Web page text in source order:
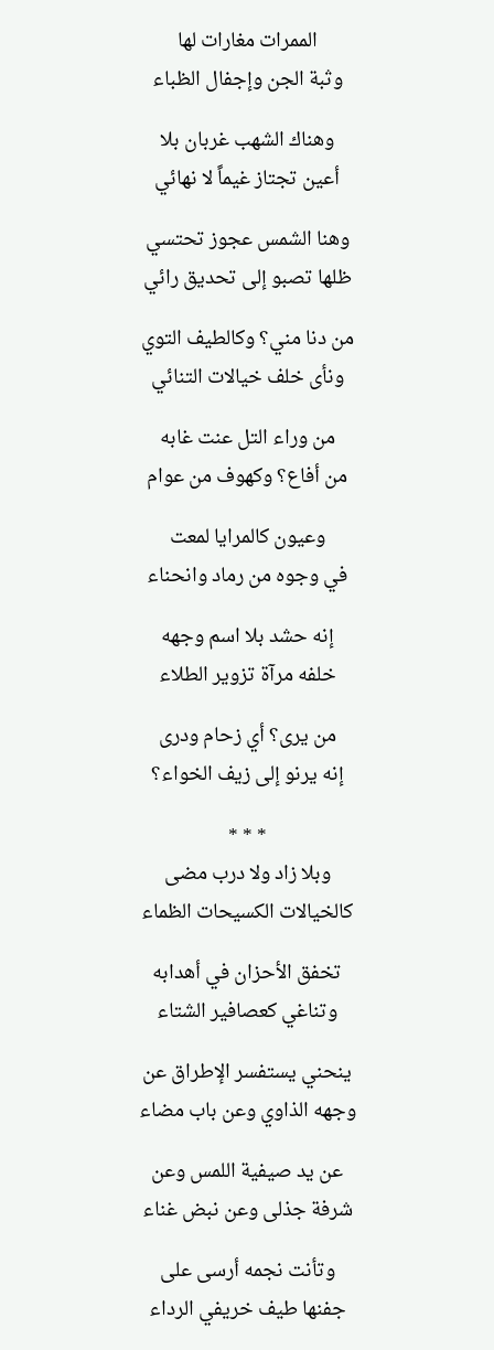
الممرات مغارات لها
وثبة الجن وإجفال الظباء
وهناك الشهب غربان بلا
أعين تجتاز غيماً لا نهائي
وهنا الشمس عجوز تحتسي
ظلها تصبو إلى تحديق رائي
من دنا مني؟ وكالطيف التوي
ونأى خلف خيالات التنائي
من وراء التل عنت غابه
من أفاع؟ وكهوف من عوام
وعيون كالمرايا لمعت
في وجوه من رماد وانحناء
إنه حشد بلا اسم وجهه
خلفه مرآة تزوير الطلاء
من يرى؟ أي زحام ودرى
إنه يرنو إلى زيف الخواء؟
* * *
وبلا زاد ولا درب مضى
كالخيالات الكسيحات الظماء
تخفق الأحزان في أهدابه
وتناغي كعصافير الشتاء
ينحني يستفسر الإطراق عن
وجهه الذاوي وعن باب مضاء
عن يد صيفية اللمس وعن
شرفة جذلى وعن نبض غناء
وتأنت نجمه أرسى على
جفنها طيف خريفي الرداء